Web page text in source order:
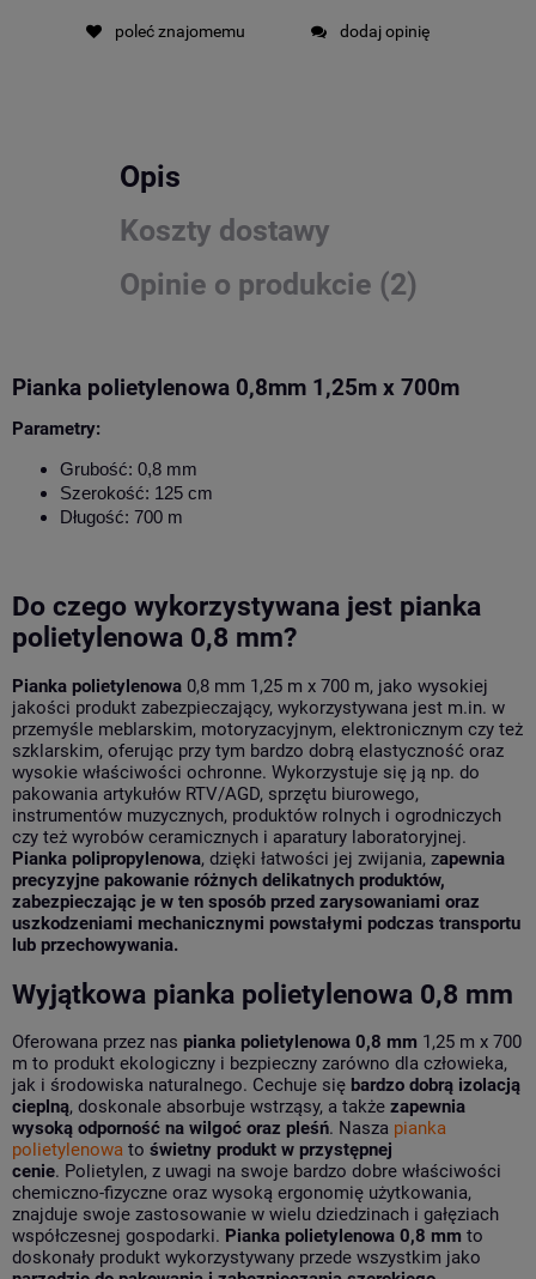
poleć znajomemu dodaj opinię
Opis
Koszty dostawy
Opinie o produkcie (2)
Pianka polietylenowa 0,8mm 1,25m x 700m
Parametry:
Grubość: 0,8 mm
Szerokość: 125 cm
Długość: 700 m
Do czego wykorzystywana jest pianka
polietylenowa 0,8 mm?
Pianka polietylenowa 0,8 mm 1,25 m x 700 m, jako wysokiej
jakości produkt zabezpieczający, wykorzystywana jest m.in. w
przemyśle meblarskim, motoryzacyjnym, elektronicznym czy też
szklarskim, oferując przy tym bardzo dobrą elastyczność oraz
wysokie właściwości ochronne. Wykorzystuje się ją np. do
pakowania artykułów RTV/AGD, sprzętu biurowego,
instrumentów muzycznych, produktów rolnych i ogrodniczych
czy też wyrobów ceramicznych i aparatury laboratoryjnej.
Pianka polipropylenowa, dzięki łatwości jej zwijania, zapewnia
precyzyjne pakowanie różnych delikatnych produktów,
zabezpieczając je w ten sposób przed zarysowaniami oraz
uszkodzeniami mechanicznymi powstałymi podczas transportu
lub przechowywania.
Wyjątkowa pianka polietylenowa 0,8 mm
Oferowana przez nas pianka polietylenowa 0,8 mm 1,25 m x 700
m to produkt ekologiczny i bezpieczny zarówno dla człowieka,
jak i środowiska naturalnego. Cechuje się bardzo dobrą izolacją
cieplną, doskonale absorbuje wstrząsy, a także zapewnia
wysoką odporność na wilgoć oraz pleśń. Nasza pianka
polietylenowa to świetny produkt w przystępnej
cenie. Polietylen, z uwagi na swoje bardzo dobre właściwości
chemiczno-fizyczne oraz wysoką ergonomię użytkowania,
znajduje swoje zastosowanie w wielu dziedzinach i gałęziach
współczesnej gospodarki. Pianka polietylenowa 0,8 mm to
doskonały produkt wykorzystywany przede wszystkim jako